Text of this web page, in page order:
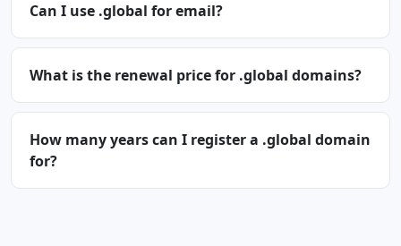
Can I use .global for email?
What is the renewal price for .global domains?
How many years can I register a .global domain
for?